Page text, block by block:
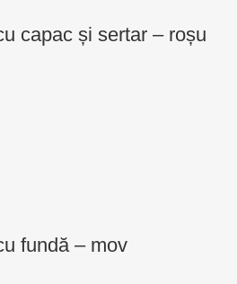
capac și sertar – roșu
fundă – mov